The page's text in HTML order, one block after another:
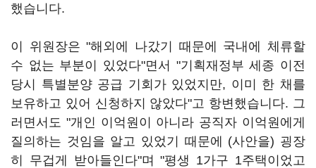
했습니다.
이 위원장은 "해외에 나갔기 때문에 국내에 체류할
수 없는 부분이 있었다"면서 "기획재정부 세종 이전
당시 특별분양 공급 기회가 있었지만, 이미 한 채를
보유하고 있어 신청하지 않았다"고 항변했습니다. 그
러면서도 "개인 이억원이 아니라 공직자 이억원에게
질의하는 것임을 알고 있었기 때문에 (사안을) 굉장
히 무겁게 받아들인다"며 "평생 1가구 1주택이었고